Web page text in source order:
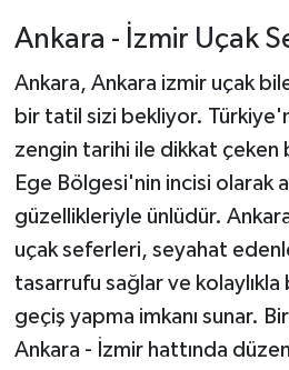
Ankara - İzmir Uçak
Ankara, Ankara izmir uçak
bir tatil sizi bekliyor.
zengin tarihi ile dikkat çeken
Ege Bölgesi'nin incisi olarak
güzellikleriyle ünlüdür.
uçak seferleri, seyahat
tasarrufu sağlar ve kolaylıkla
geçiş yapma imkanı sunar.
Ankara - İzmir hattında